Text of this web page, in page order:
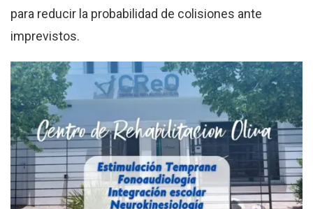
para reducir la probabilidad de colisiones ante
imprevistos.